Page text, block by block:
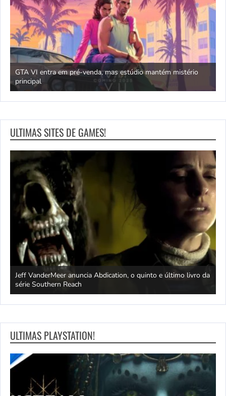
GTA VI entra em pré-venda, mas estúdio mantém mistério
principal
ULTIMAS SITES DE GAMES!
Jeff VanderMeer anuncia Abdication, o quinto e último livro da
série Southern Reach
ULTIMAS PLAYSTATION!